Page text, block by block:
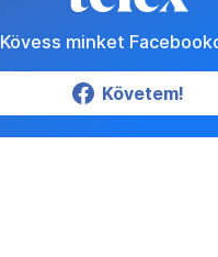
Kövess minket
Követem!